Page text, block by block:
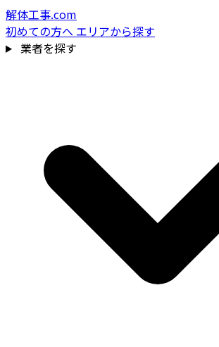
解体工事.com
初めての方へ エリアから探す
業者を探す